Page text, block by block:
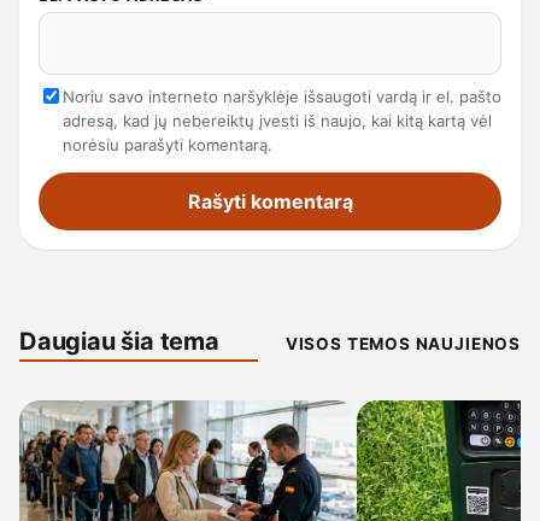
Noriu savo interneto naršyklėje išsaugoti vardą ir el. pašto
adresą, kad jų nebereiktų įvesti iš naujo, kai kitą kartą vėl
norėsiu parašyti komentarą.
Daugiau šia tema VISOS TEMOS NAUJIENOS